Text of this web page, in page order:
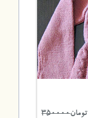
تومان350000